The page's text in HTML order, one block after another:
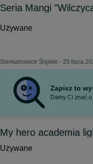
Seria Mangi
Używane
Siemianowice Śląskie - 25 lipca
Zapisz to
Damy Ci znać
My hero academia
Używane